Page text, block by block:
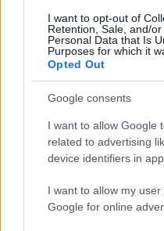
I want to opt-out of
Retention, Sale, and/
Personal Data that Is
Purposes for which it
Opted Out
Google consents
I want to allow Google
related to advertising
device identifiers in
I want to allow my
Google for online
Ezen kívül létrejött egy
AiRUnionaSzuhojés a
SuperJet-100